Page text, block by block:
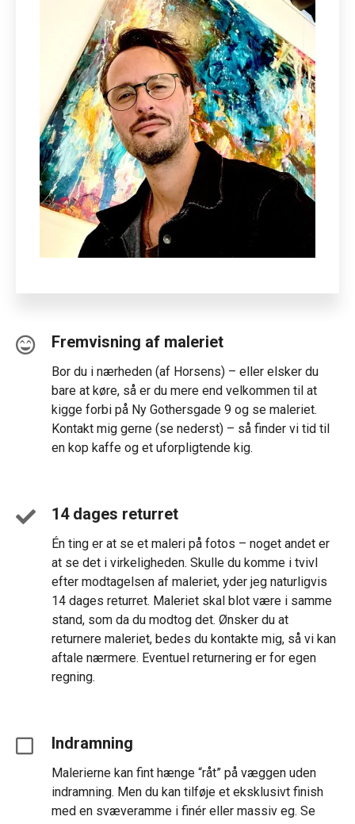
Fremvisning af maleriet
Bor du i nærheden (af Horsens) – eller elsker du
bare at køre, så er du mere end velkommen til at
kigge forbi på Ny Gothersgade 9 og se maleriet.
Kontakt mig gerne (se nederst) – så finder vi tid til
en kop kaffe og et uforpligtende kig.
14 dages returret
Én ting er at se et maleri på fotos – noget andet er
at se det i virkeligheden. Skulle du komme i tvivl
efter modtagelsen af maleriet, yder jeg naturligvis
14 dages returret. Maleriet skal blot være i samme
stand, som da du modtog det. Ønsker du at
returnere maleriet, bedes du kontakte mig, så vi kan
aftale nærmere. Eventuel returnering er for egen
regning.
Indramning
Malerierne kan fint hænge “råt” på væggen uden
indramning. Men du kan tilføje et eksklusivt finish
med en svæveramme i finér eller massiv eg. Se